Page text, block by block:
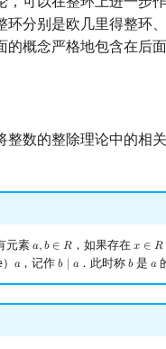
环分别是欧几里得整环
的概念严格地包含在后
整数的整除理论中的相
元素𝑎,𝑏 ∈ 𝑅
a, b∈R ，如果存在 𝑥 ∈ 𝑅
x∈R
𝑎
a，记作𝑏 ∣ 𝑎
b a ．此时称𝑏
b是 𝑎
a